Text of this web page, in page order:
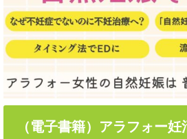
（電子書籍）アラフォー